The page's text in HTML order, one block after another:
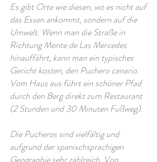
Es gibt Orte wie diesen, wo es nicht auf
das Essen ankommt, sondern auf die
Umwelt. Wenn man die Straße in
Richtung Monte de Las Mercedes
hinauffährt, kann man ein typisches
Gericht kosten, den Puchero canario.
Vom Haus aus führt ein schöner Pfad
durch den Berg direkt zum Restaurant
(2 Stunden und 30 Minuten Fußweg).
Die Pucheros sind vielfältig und
aufgrund der spanischsprachigen